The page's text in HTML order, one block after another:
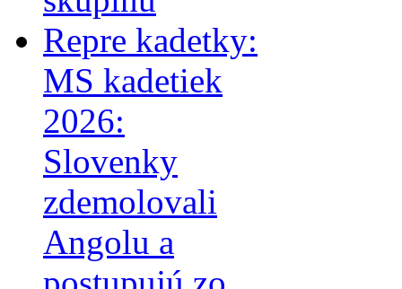
Repre kadetky:
MS kadetiek
2026:
Slovenky
zdemolovali
Angolu a